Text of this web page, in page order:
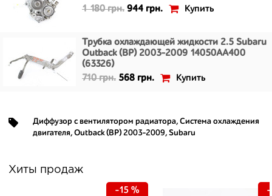
1 180 грн. 944 грн. Купить
Трубка охлаждающей жидкости 2.5 Subaru
Outback (BP) 2003-2009 14050AA400
(63326)
710 грн. 568 грн. Купить
Диффузор с вентилятором радиатора, Система охлаждения
двигателя, Outback (BP) 2003-2009, Subaru
Хиты продаж
-15 % -